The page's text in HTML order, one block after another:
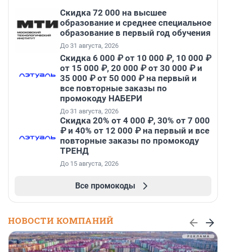
Скидка 72 000 на высшее
образование и среднее специальное
образование в первый год обучения
До 31 августа, 2026
Скидка 6 000 ₽ от 10 000 ₽, 10 000 ₽
от 15 000 ₽, 20 000 ₽ от 30 000 ₽ и
35 000 ₽ от 50 000 ₽ на первый и
все повторные заказы по
промокоду НАБЕРИ
До 31 августа, 2026
Скидка 20% от 4 000 ₽, 30% от 7 000
₽ и 40% от 12 000 ₽ на первый и все
повторные заказы по промокоду
ТРЕНД
До 15 августа, 2026
Все промокоды
НОВОСТИ КОМПАНИЙ